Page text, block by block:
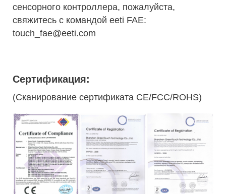
сенсорного контроллера, пожалуйста,
свяжитесь с командой eeti FAE:
touch_fae@eeti.com
Сертификация:
(Сканирование сертификата CE/FCC/ROHS)